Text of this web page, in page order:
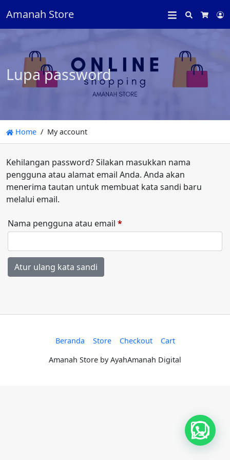
Amanah Store
Search
Lupa password
Home My account
Kehilangan password? Silakan masukkan nama
pengguna atau alamat email Anda. Anda akan
menerima tautan untuk membuat kata sandi baru
melalui email.
Nama pengguna atau email *Wajib
Atur ulang kata sandi
Beranda Store Checkout
Cart
Amanah Store by AyahAmanah Digital